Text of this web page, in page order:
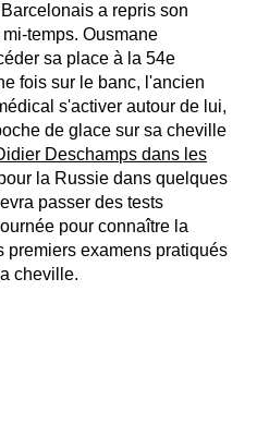
a repris son
temps. Ousmane
sa place à la 54e
fois sur le banc, l'ancien
s'activer autour de lui,
de glace sur sa cheville
Deschamps dans les
la Russie dans quelques
passer des tests
pour connaître la
premiers examens pratiqués
cheville.